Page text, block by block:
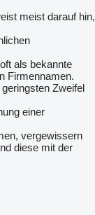
meist darauf hin,
als bekannte
Firmennamen.
Zweifel
einer
vergewissern
diese mit der